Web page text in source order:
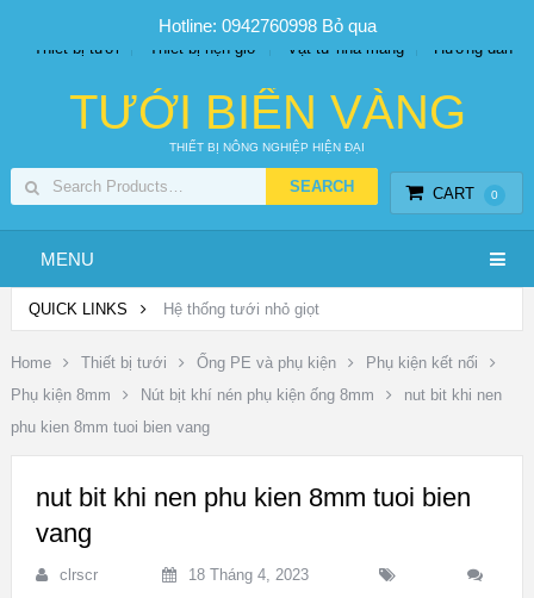
SP PHUN SƯƠNG GIÁ TỐT Bộ KIT tưới
Thiết bị tưới
Thiết bị hẹn giờ Vật tư nhà màng Hướng dẫn
TƯỚI BIỂN VÀNG
THIẾT BỊ NÔNG NGHIỆP HIỆN ĐẠI
CART 0
MENU
QUICK LINKS Hệ thống tưới nhỏ giọt
Home Thiết bị tưới Ống PE và phụ kiện
Phụ kiện kết nối
Phụ kiện 8mm
Nút bịt khí nén phụ kiện ống 8mm
nut bit khi nen
phu kien 8mm tuoi bien vang
nut bit khi nen phu kien 8mm tuoi bien
vang
clrscr
18 Tháng 4, 2023
Hotline: 0942760998 Bỏ qua